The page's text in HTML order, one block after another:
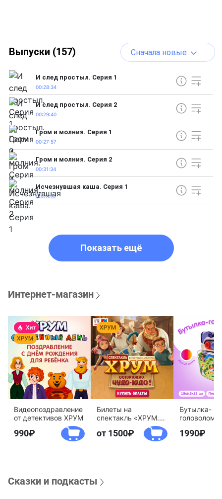
Выпуски (157) Сначала новые
И след простыл. Серия 1
00:28:34
И след простыл. Серия 2
00:29:40
Гром и молния. Серия 1
00:27:57
Гром и молния. Серия 2
00:31:34
Исчезнувшая каша. Серия 1
00:28:32
Показать ещё
Интернет-магазин
Видеопоздравление
от детективов ХРУМ
990
Билеты на
спектакль «ХРУМ.
Осторожно, Чудо-
Юдо!»
от 1500
Бутылка-
агентство
1990
Сказки и подкасты